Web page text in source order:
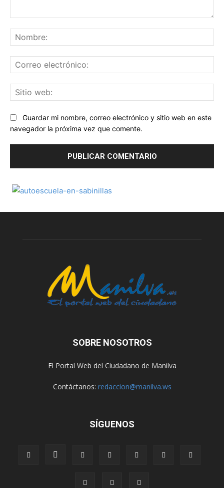
Guardar mi nombre, correo electrónico y sitio web en este
navegador la próxima vez que comente.
SOBRE NOSOTROS
El Portal Web del Ciudadano de Manilva
Contáctanos: redaccion@manilva.ws
SÍGUENOS